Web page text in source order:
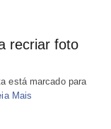
recriar foto
está marcado para
Mais